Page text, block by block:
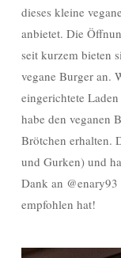
dieses kleine
anbietet. Die
seit kurzem bieten
vegane Burger an.
eingerichtete
habe den veganen
Brötchen erhalten.
und Gurken) und
Dank an
empfohlen hat!